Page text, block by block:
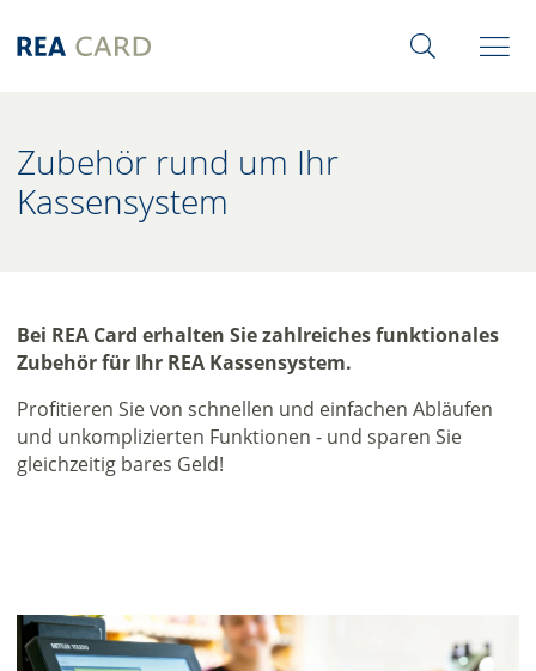
Zubehör rund um Ihr
Kassensystem
Bei REA Card erhalten Sie zahlreiches funktionales
Zubehör für Ihr REA Kassen­system.
Profitieren Sie von schnellen und einfachen Abläufen
und unkomplizierten Funktionen - und sparen Sie
gleichzeitig bares Geld!